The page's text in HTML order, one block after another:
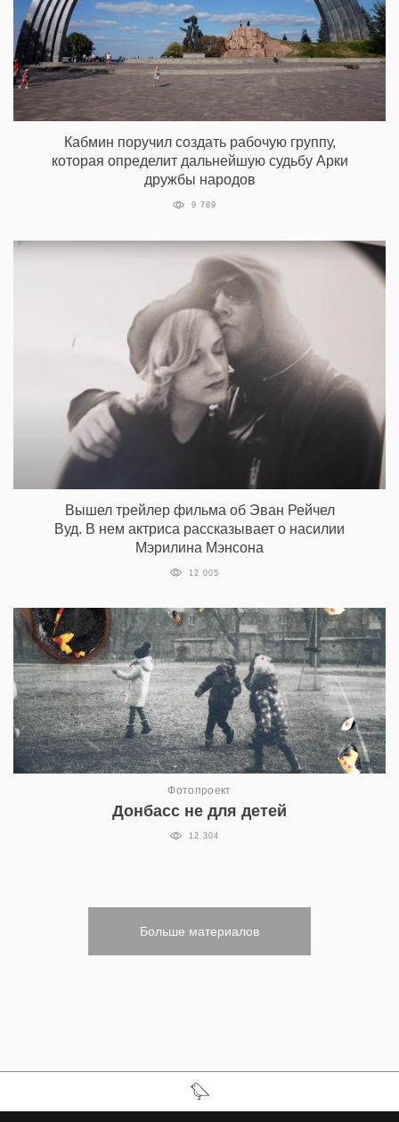
Кабмин поручил создать рабочую группу,
которая определит дальнейшую судьбу Арки
дружбы народов
9 789
Вышел трейлер фильма об Эван Рейчел
Вуд. В нем актриса рассказывает о насилии
Мэрилина Мэнсона
12 005
Фотопроект
Донбасс не для детей
12 304
Больше материалов